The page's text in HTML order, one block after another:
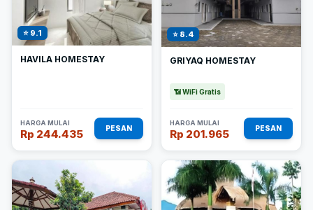
⭐ 9.1
HAVILA HOMESTAY
HARGA MULAI
Rp 244.435 PESAN
⭐ 8.4
GRIYAQ HOMESTAY
📶 WiFi Gratis
HARGA MULAI
Rp 201.965 PESAN